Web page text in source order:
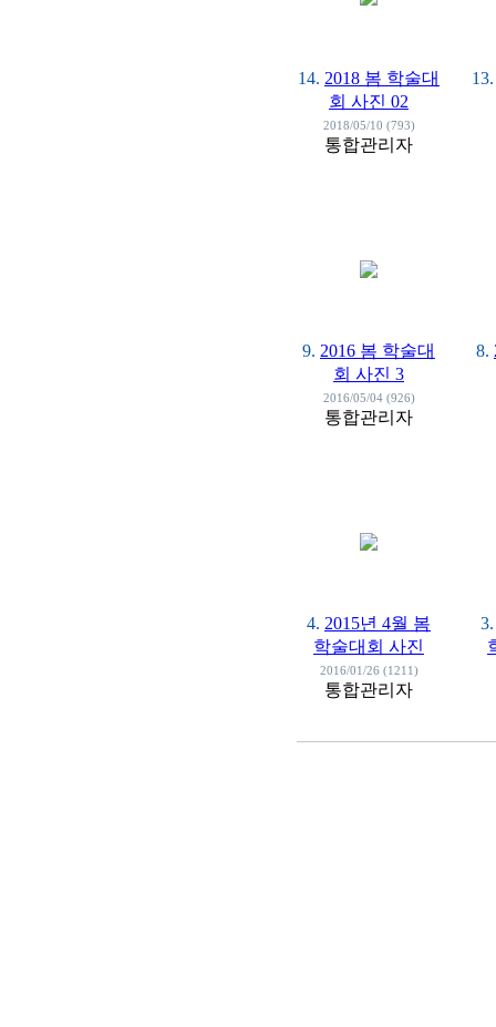
14. 2018 봄 학술대
회 사진 02
2018/05/10 (793)
통합관리자
13.
9. 2016 봄 학술대
회 사진 3
2016/05/04 (926)
통합관리자
8.
4. 2015년 4월 봄
학술대회 사진
2016/01/26 (1211)
통합관리자
3.